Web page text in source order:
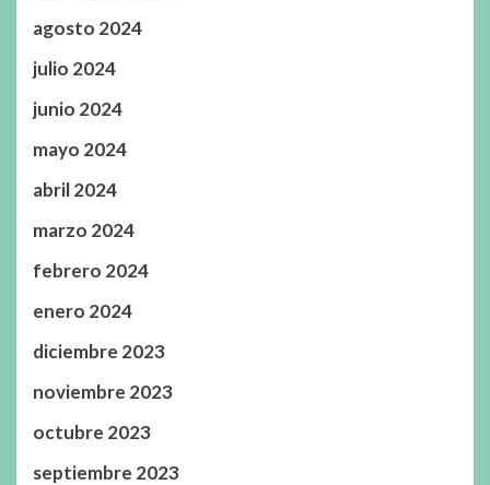
agosto 2024
julio 2024
junio 2024
mayo 2024
abril 2024
marzo 2024
febrero 2024
enero 2024
diciembre 2023
noviembre 2023
octubre 2023
septiembre 2023